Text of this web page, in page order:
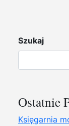
Szukaj
Ostatnie
Księgarnia